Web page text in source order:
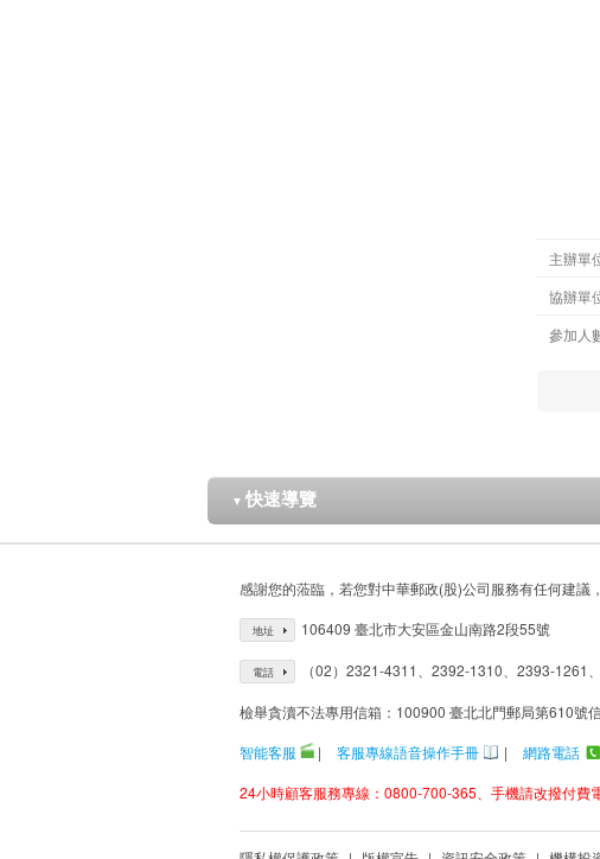
主辦單
協辦單
參加人
▼ 快速導覽
感謝您的蒞臨，若您對中華郵政(股)公司服務有任何建議，
地址 106409 臺北市大安區金山南路2段55號
電話 （02）2321-4311、2392-1310、2393-1261
檢舉貪瀆不法專用信箱：100900 臺北北門郵局第610號
智能客服
| 客服專線語音操作手冊 |
網路電話
24小時顧客服務專線：0800-700-365、手機請改撥付費